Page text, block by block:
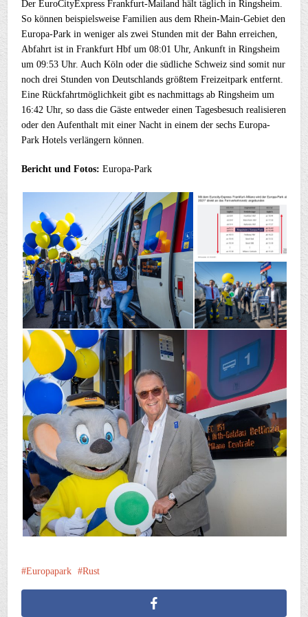
Der EuroCityExpress Frankfurt-Mailand hält täglich in Ringsheim.
So können beispielsweise Familien aus dem Rhein-Main-Gebiet den
Europa-Park in weniger als zwei Stunden mit der Bahn erreichen,
Abfahrt ist in Frankfurt Hbf um 08:01 Uhr, Ankunft in Ringsheim
um 09:53 Uhr. Auch Köln oder die südliche Schweiz sind somit nur
noch drei Stunden von Deutschlands größtem Freizeitpark entfernt.
Eine Rückfahrtmöglichkeit gibt es nachmittags ab Ringsheim um
16:42 Uhr, so dass die Gäste entweder einen Tagesbesuch realisieren
oder den Aufenthalt mit einer Nacht in einem der sechs Europa-
Park Hotels verlängern können.
Bericht und Fotos: Europa-Park
Europapark Rust